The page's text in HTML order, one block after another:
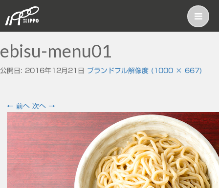
ebisu-menu01
公開日: 2016年12月21日 ブランドフル解像度 (1000 × 667)
← 前へ 次へ →